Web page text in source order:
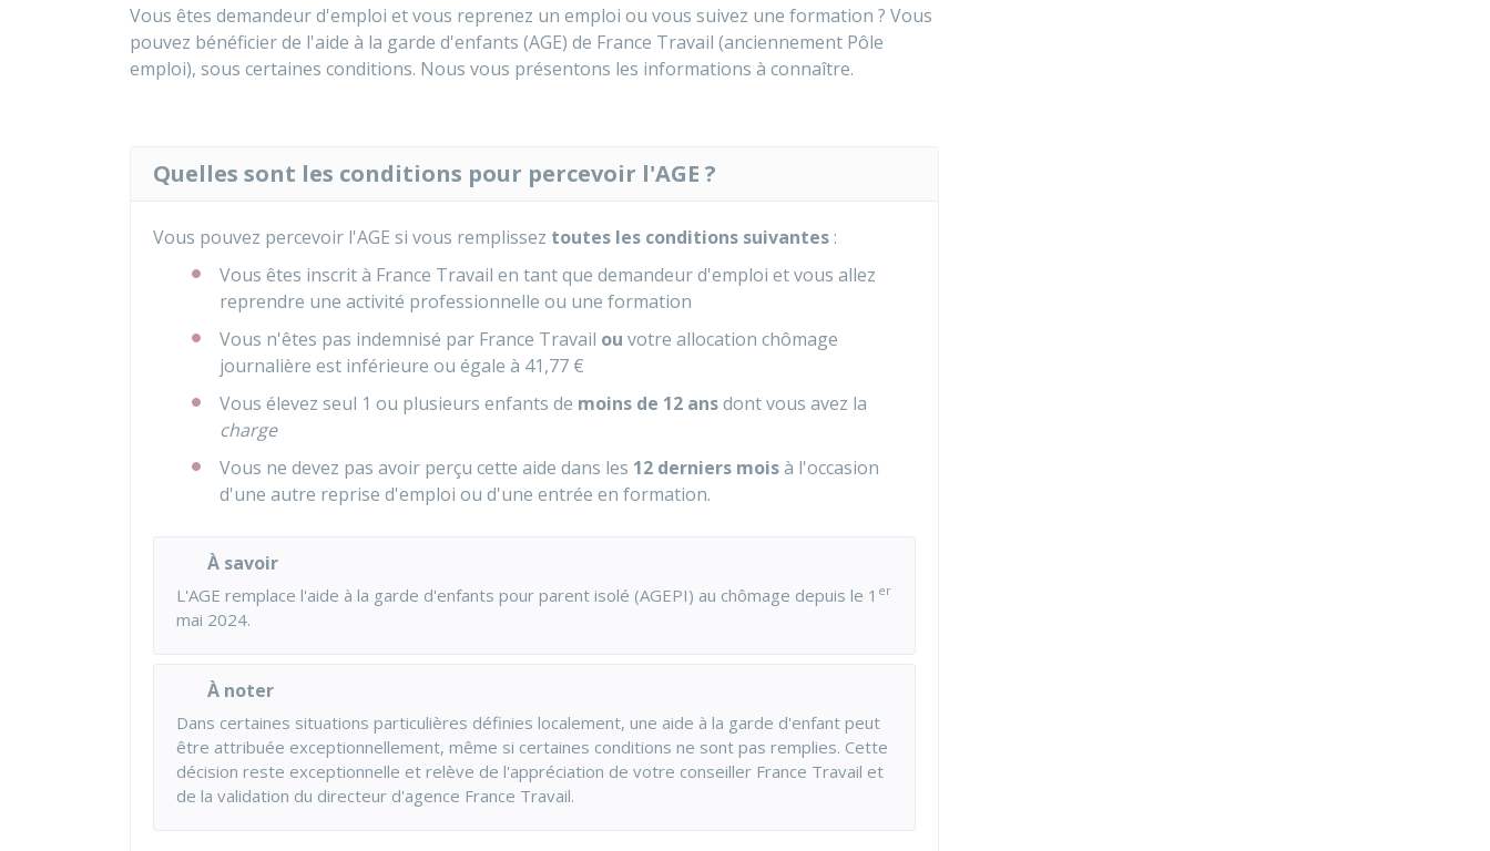
Vous êtes demandeur d'emploi et vous reprenez un emploi ou vous suivez une formation ? Vous
pouvez bénéficier de l'aide à la garde d'enfants (AGE) de France Travail (anciennement Pôle
emploi), sous certaines conditions. Nous vous présentons les informations à connaître.
Quelles sont les conditions pour percevoir l'AGE ?
Vous pouvez percevoir l'AGE si vous remplissez toutes les conditions suivantes :
Vous êtes inscrit à France Travail en tant que demandeur d'emploi et vous allez
reprendre une activité professionnelle ou une formation
Vous n'êtes pas indemnisé par France Travail ou votre allocation chômage
journalière est inférieure ou égale à 41,77 €
Vous élevez seul 1 ou plusieurs enfants de moins de 12 ansdont vous avez la
charge
Vous ne devez pas avoir perçu cette aide dans les 12 derniers moisà l'occasion
d'une autre reprise d'emploi ou d'une entrée en formation.
À savoir
L'AGE remplace l'aide à la garde d'enfants pour parent isolé (AGEPI) au chômage depuis le 1 er
mai 2024.
À noter
Dans certaines situations particulières définies localement, une aide à la garde d'enfant peut
être attribuée exceptionnellement, même si certaines conditions ne sont pas remplies. Cette
décision reste exceptionnelle et relève de l'appréciation de votre conseiller France Travail et
de la validation du directeur d'agence France Travail.